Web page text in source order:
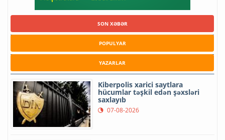
SON XƏBƏR
POPULYAR
YAZARLAR
Kiberpolis xarici saytlara
hücumlar təşkil edən şəxsləri
saxlayıb
07-08-2026